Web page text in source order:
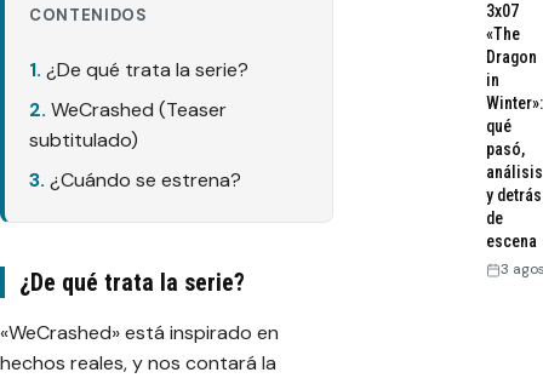
CONTENIDOS
¿De qué trata la serie?
WeCrashed (Teaser
subtitulado)
¿Cuándo se estrena?
¿De qué trata la serie?
«WeCrashed» está inspirado en
hechos reales, y nos contará la
3x07
«The
Dragon
in
Winter»:
qué
pasó,
análisis
y detrás
de
escena
3